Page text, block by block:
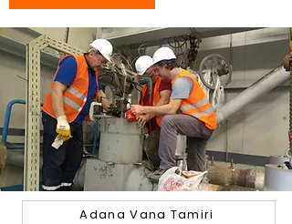
Adana Vana Tamiri